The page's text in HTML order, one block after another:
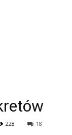
228 18